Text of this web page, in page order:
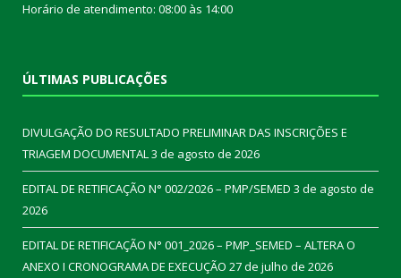
Horário de atendimento: 08:00 às 14:00
ÚLTIMAS PUBLICAÇÕES
DIVULGAÇÃO DO RESULTADO PRELIMINAR DAS INSCRIÇÕES E
TRIAGEM DOCUMENTAL3 de agosto de 2026
EDITAL DE RETIFICAÇÃO N° 002/2026 – PMP/SEMED 3 de agosto de
2026
EDITAL DE RETIFICAÇÃO N° 001_2026 – PMP_SEMED – ALTERA O
ANEXO I CRONOGRAMA DE EXECUÇÃO 27 de julho de 2026